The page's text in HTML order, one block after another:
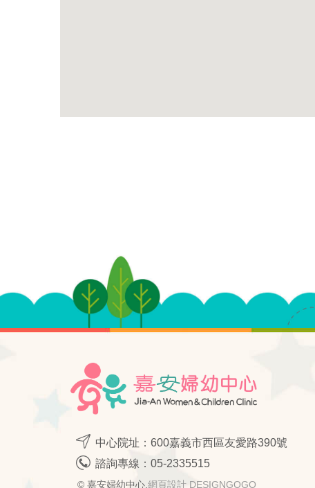
中心院址：600嘉義市西區友愛路390號
諮詢專線： 05-2335515
© 嘉安婦幼中心. 網頁設計 DESIGNGOGO